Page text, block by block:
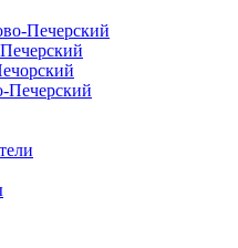
Печерский
Печерский